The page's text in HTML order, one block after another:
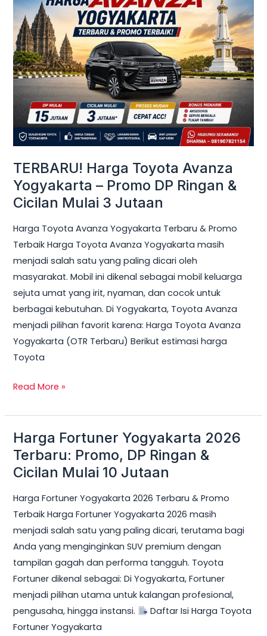
TERBARU! Harga Toyota Avanza
Yogyakarta – Promo DP Ringan &
Cicilan Mulai 3 Jutaan
Harga Toyota Avanza Yogyakarta Terbaru & Promo
Terbaik Harga Toyota Avanza Yogyakarta masih
menjadi salah satu yang paling dicari oleh
masyarakat. Mobil ini dikenal sebagai mobil keluarga
sejuta umat yang irit, nyaman, dan cocok untuk
berbagai kebutuhan. Di Yogyakarta, Toyota Avanza
menjadi pilihan favorit karena: Harga Toyota Avanza
Yogyakarta (OTR Terbaru) Berikut estimasi harga
Toyota
Harga
Toyota
Avanza
Yogyakarta
–
Promo
DP
Ringan
&
Mulai
3
Jutaan
Read More »
Harga Fortuner Yogyakarta 2026
Terbaru: Promo, DP Ringan &
Cicilan Mulai 10 Jutaan
Harga Fortuner Yogyakarta 2026 Terbaru & Promo
Terbaik Harga Fortuner Yogyakarta 2026 masih
menjadi salah satu yang paling dicari, terutama bagi
Anda yang menginginkan SUV premium dengan
tampilan gagah dan performa tangguh. Toyota
Fortuner dikenal sebagai: Di Yogyakarta, Fortuner
menjadi pilihan utama untuk kalangan profesional,
pengusaha, hingga instansi.
Daftar Isi Harga Toyota
Fortuner Yogyakarta
Harga
Fortuner
Yogyakarta
Terbaru:
Promo,
DP
Ringan
&
Cicilan
Mulai
10
Jutaan